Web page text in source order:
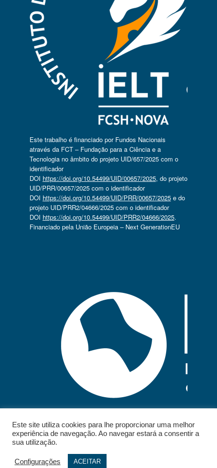
Este trabalho é financiado por Fundos Nacionais
através da FCT – Fundação para a Ciência e a
Tecnologia no âmbito do projeto UID/657/2025 com o
identificador
DOI https://doi.org/10.54499/UID/00657/2025, do projeto
UID/PRR/00657/2025 com o identificador
DOI https://doi.org/10.54499/UID/PRR/00657/2025e do
projeto UID/PRR2/04666/2025 com o identificador
DOI https://doi.org/10.54499/UID/PRR2/04666/2025.
Financiado pela União Europeia – Next GenerationEU
Este site utiliza cookies para lhe proporcionar uma melhor
experiência de navegação. Ao navegar estará a consentir a
sua utilização.
Configurações ACEITAR